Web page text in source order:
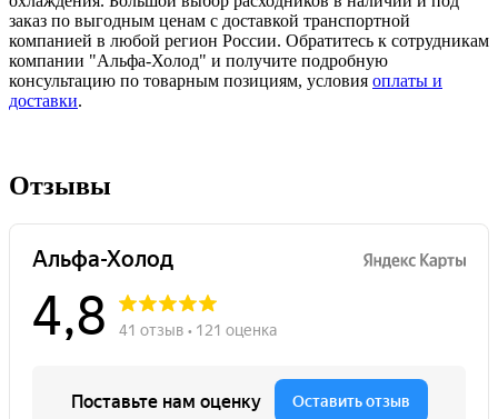
заказ по выгодным ценам с доставкой транспортной
компанией в любой регион России. Обратитесь к сотрудникам
компании "Альфа-Холод" и получите подробную
консультацию по товарным позициям, условия оплаты и
доставки.
Отзывы